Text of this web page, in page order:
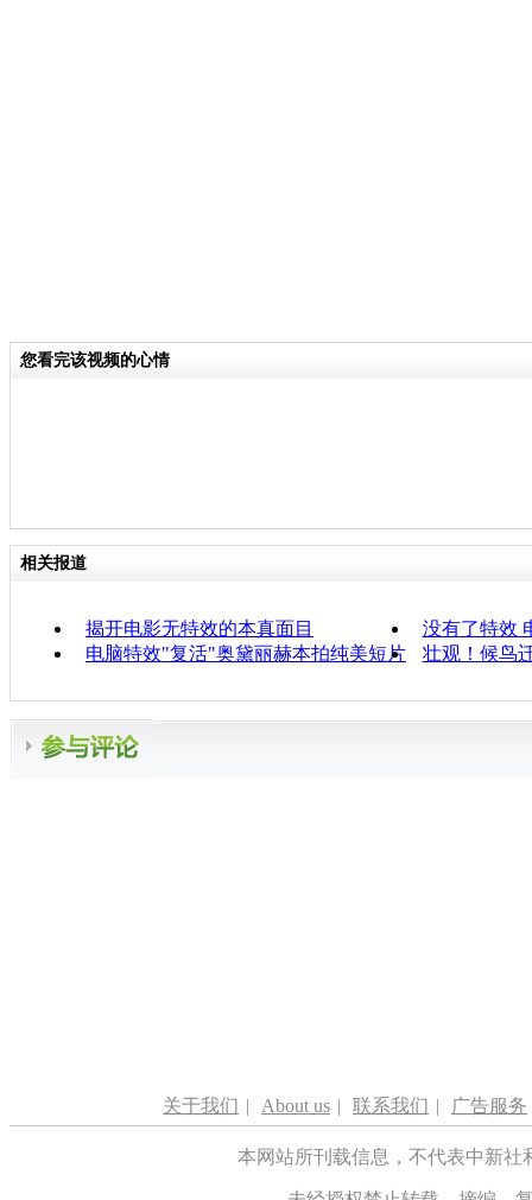
您看完该视频的心情
相关报道
揭开电影无特效的本真面目
没有了特效
电脑特效"复活"奥黛丽赫本拍纯美短片
壮观！候鸟
关于我们 | About us | 联系我们 | 广告服务
本网站所刊载信息，不代表中新